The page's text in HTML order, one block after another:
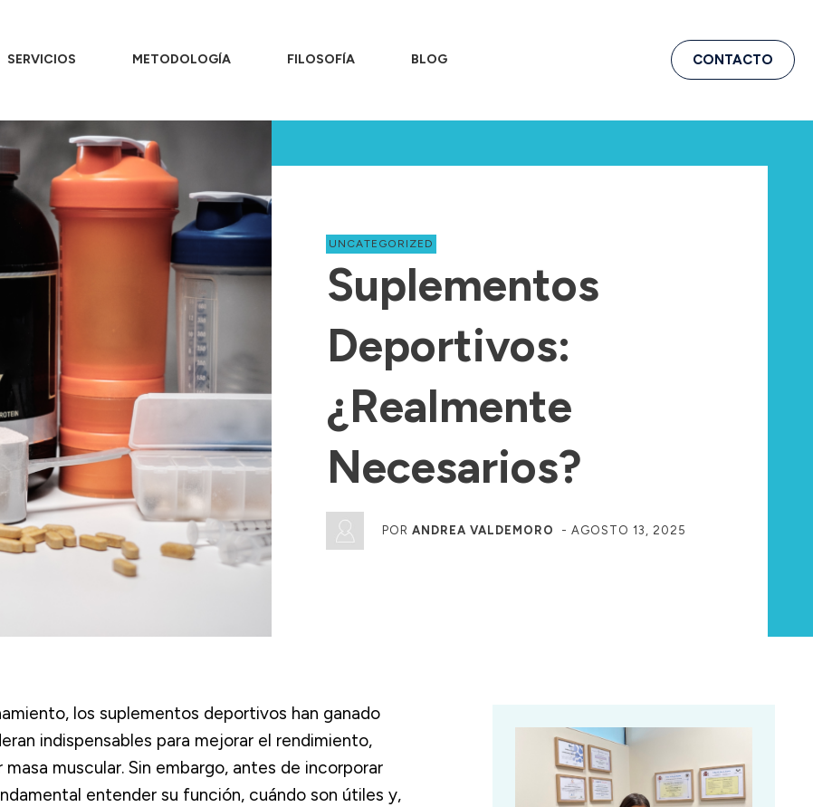
SERVICIOS METODOLOGÍA FILOSOFÍA BLOG CONTACTO
UNCATEGORIZED
Suplementos
Deportivos:
¿realmente
Necesarios?
POR ANDREA VALDEMORO - AGOSTO 13, 2025
los suplementos deportivos han ganado
indispensables para mejorar el rendimiento,
muscular. Sin embargo, antes de incorporar
entender su función, cuándo son útiles y,